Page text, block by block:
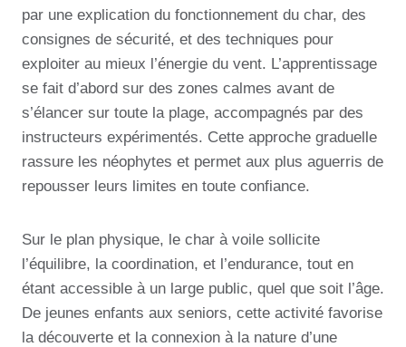
par une explication du fonctionnement du char, des
consignes de sécurité, et des techniques pour
exploiter au mieux l’énergie du vent. L’apprentissage
se fait d’abord sur des zones calmes avant de
s’élancer sur toute la plage, accompagnés par des
instructeurs expérimentés. Cette approche graduelle
rassure les néophytes et permet aux plus aguerris de
repousser leurs limites en toute confiance.
Sur le plan physique, le char à voile sollicite
l’équilibre, la coordination, et l’endurance, tout en
étant accessible à un large public, quel que soit l’âge.
De jeunes enfants aux seniors, cette activité favorise
la découverte et la connexion à la nature d’une